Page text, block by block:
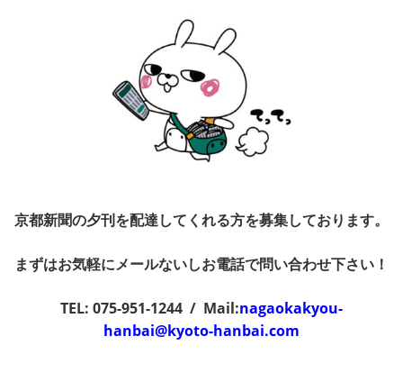
京都新聞の夕刊を配達してくれる方を募集しております。
まずはお気軽にメールないしお電話で問い合わせ下さい！
TEL: 075-951-1244 / Mail:nagaokakyou-
hanbai@kyoto-hanbai.com